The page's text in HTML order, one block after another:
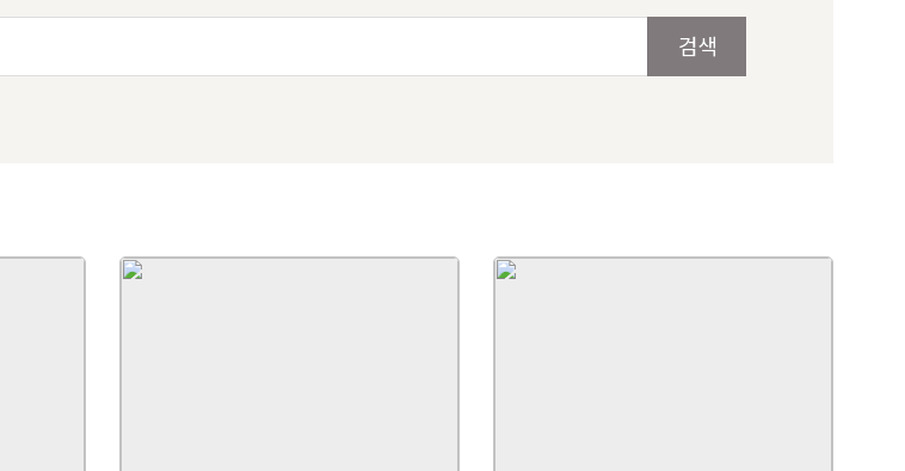
검색